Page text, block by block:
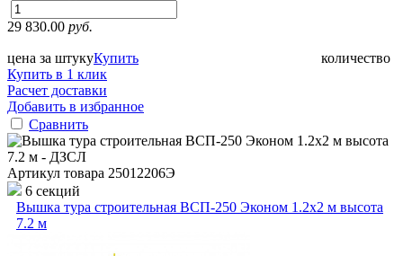
29 830.00 руб.
цена за штуку количество
Купить
Купить в 1 клик
Расчет доставки
Добавить в избранное
Сравнить
Артикул товара 25012206Э
6 секций
Вышка тура строительная ВСП-250 Эконом 1.2х2 м высота
7.2 м